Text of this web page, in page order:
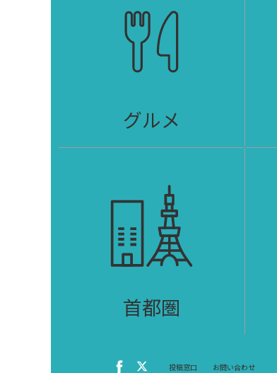
グルメ
首都圏
投稿窓口 お問い合わせ